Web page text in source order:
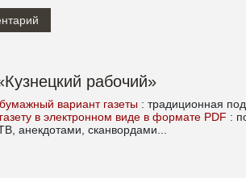
рабочий»
вариант газеты : традиционная
в электронном виде в формате PDF :
анекдотами, сканвордами...